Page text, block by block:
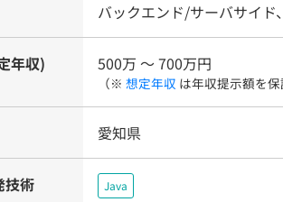
バックエンド/サーバサイド
年収) 500万 〜 700万円
（※ 想定年収 は年収提示額を保
愛知県
技術 Java